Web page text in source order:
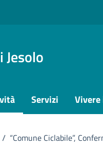
Jesolo
Servizi Vivere
/ “Comune Ciclabile”,